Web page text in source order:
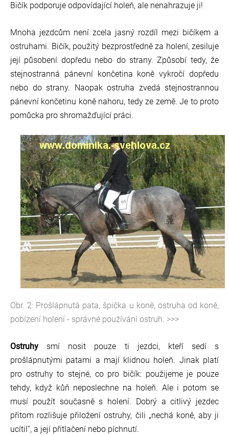
Bičík podporuje odpovídající holeň, ale nenahrazuje ji!
Mnoha jezdcům není zcela jasný rozdíl mezi bičíkem a
ostruhami. Bičík, použitý bezprostředně za holení, zesiluje
její působení dopředu nebo do strany. Způsobí tedy, že
stejnostranná pánevní končetina koně vykročí dopředu
nebo do strany. Naopak ostruha zvedá stejnostrannou
pánevní končetinu koně nahoru, tedy ze země. Je to proto
pomůcka pro shromažďující práci.
Obr. 2: Prošlápnutá pata, špička u koně, ostruha od koně,
pobízení holení - správné používání ostruh. >>>
Ostruhy smí nosit pouze ti jezdci, kteří sedí s
prošlápnutými patami a mají klidnou holeň. Jinak platí
pro ostruhy to stejné, co pro bičík: použijeme je pouze
tehdy, když kůň neposlechne na holeň. Ale i potom se
musí použít současně s holení. Dobrý a citlivý jezdec
přitom rozlišuje přiložení ostruhy, čili „nechá koně, aby ji
ucítil“, a její přitlačení nebo píchnutí.